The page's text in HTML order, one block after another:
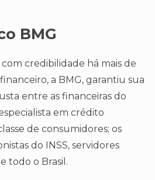
BMG
credibilidade há mais de
a BMG, garantiu sua
entre as financeiras do
em crédito
de consumidores; os
do INSS, servidores
todo o Brasil.